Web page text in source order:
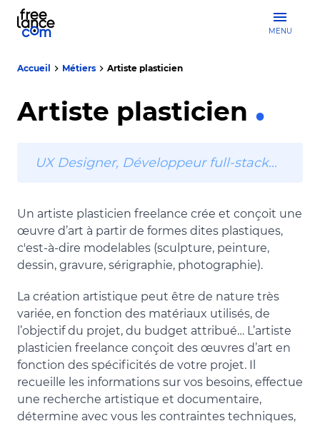
MENU
Accueil Métiers Artiste plasticien
Artiste plasticien
UX Designer, Développeur full-stack…
Un artiste plasticien freelance crée et conçoit une
œuvre d’art à partir de formes dites plastiques,
c'est-à-dire modelables (sculpture, peinture,
dessin, gravure, sérigraphie, photographie).
La création artistique peut être de nature très
variée, en fonction des matériaux utilisés, de
l’objectif du projet, du budget attribué… L’artiste
plasticien freelance conçoit des œuvres d’art en
fonction des spécificités de votre projet. Il
recueille les informations sur vos besoins, effectue
une recherche artistique et documentaire,
détermine avec vous les contraintes techniques,